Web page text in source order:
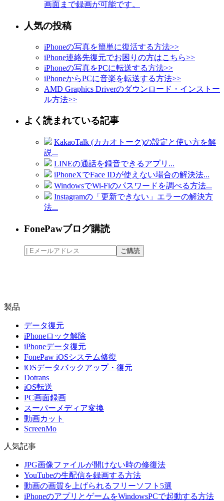
画面まで録画が可能です。
人気の投稿
iPhoneの写真を簡単に復活する方法>>
iPhone連絡先復元でお困りの方はこちら>>
iPhoneの写真をPCに転送する方法>>
iPhoneからPCに音楽を転送する方法>>
AMD Graphics Driverのダウンロード・インストー
ル方法>>
よく読まれている記事
KakaoTalk (カカオトーク)の設定と使い方を解
説...
LINEの通話を録音できるアプリ...
iPhoneXでFace IDが使えない場合の解決法...
WindowsでWi-Fiのパスワードを調べる方法...
Instagramの「更新できない」エラーの解決方
法...
FonePawブログ購読
製品
データ復元
iPhoneロック解除
iPhoneデータ復元
FonePaw iOSシステム修復
iOSデータバックアップ・復元
Dotrans
iOS転送
PC画面録画
スーパーメディア変換
動画カット
ScreenMo
人気記事
JPG画像ファイルが開けない時の修復法
YouTubeの生配信を録画する方法
動画の画質を上げられるフリーソフト5選
iPhoneのアプリとゲームをWindowsPCで起動する方法